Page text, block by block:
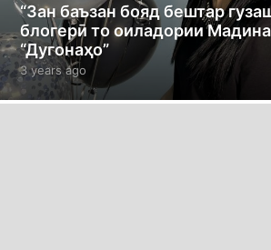
“Зан баъзан бояд бештар
блогерӣ то оиладории
“Дугонаҳо”
3 years ago 3
y
e